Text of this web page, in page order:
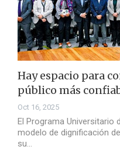
Hay espacio para
público más
Oct 16, 2025
El Programa Universitario
modelo de dignificación
su…